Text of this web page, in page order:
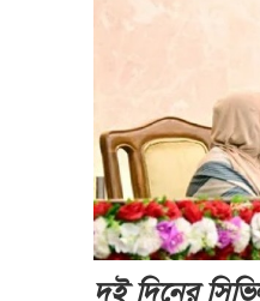
দুই দিনের